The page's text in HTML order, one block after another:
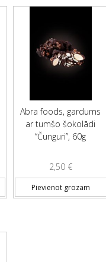
Abra foods, gardums
ar tumšo šokolādi
“Čunguri”, 60g
2,50 €
Pievienot grozam